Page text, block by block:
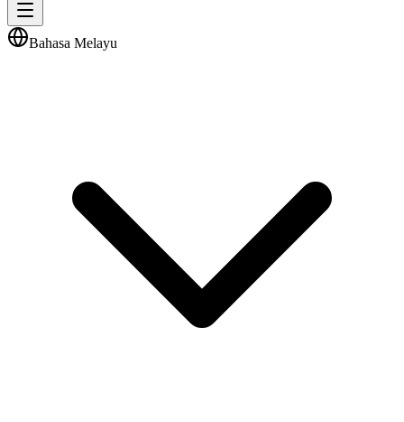
Bahasa Melayu